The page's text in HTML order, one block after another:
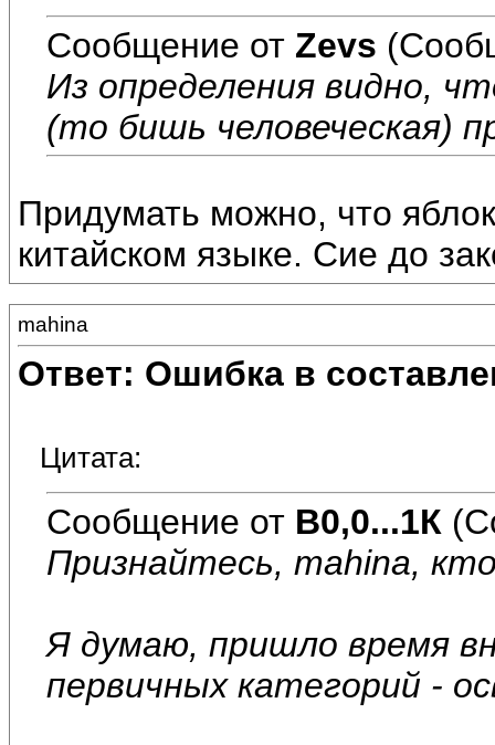
Сообщение от Zevs
Из определения видно,
(то бишь человеческая)
Придумать можно, что
китайском языке. Сие до
mahina
Ответ: Ошибка в
Цитата:
Сообщение от В0,0...1К
Признайтесь, mahina,
Я думаю, пришло время
первичных категорий -